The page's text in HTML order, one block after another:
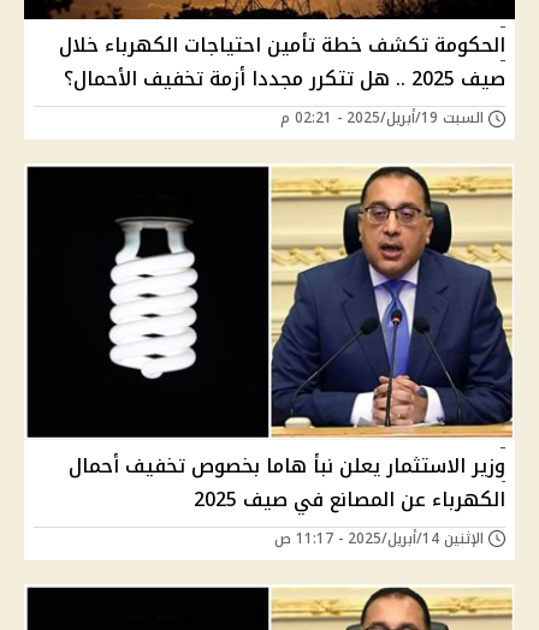
الحكومة تكشف خطة تأمين احتياجات الكهرباء خلال
صيف 2025 .. هل تتكرر مجددا أزمة تخفيف الأحمال؟
السبت 19/أبريل/2025 - 02:21 م
وزير الاستثمار يعلن نبأ هاما بخصوص تخفيف أحمال
الكهرباء عن المصانع في صيف 2025
الإثنين 14/أبريل/2025 - 11:17 ص